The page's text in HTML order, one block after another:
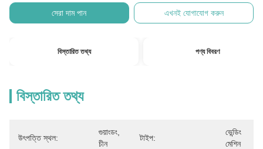
সেরা দাম পান এখনই যোগাযোগ করুন
বিস্তারিত তথ্য পণ্য বিবরণ
বিস্তারিত তথ্য
উৎপত্তি স্থল:
গুয়াংডং,
চীন
টাইপ:
ভেন্ডিং
মেশিন